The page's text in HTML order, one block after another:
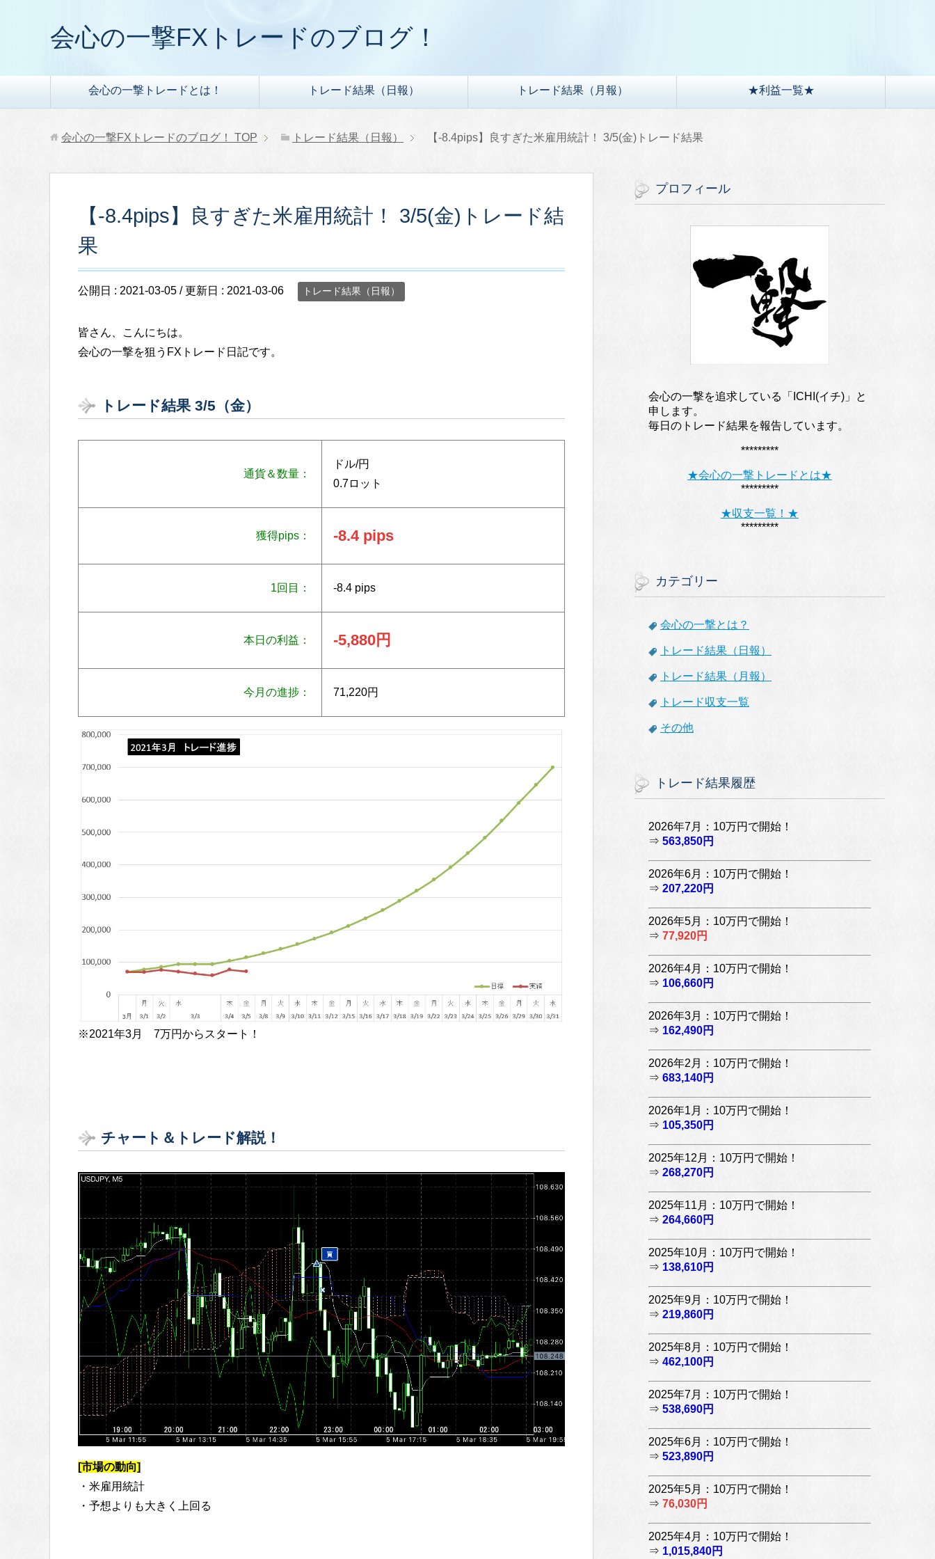
会心の一撃FXトレードのブログ！
会心の一撃トレードとは！ トレード結果（日報） トレード結果（月報） ★利益一覧★
会心の一撃FXトレードのブログ！ TOP トレード結果（日報） 【-8.4pips】良すぎた米雇用統計！ 3/5(金)トレード結果
【-8.4pips】良すぎた米雇用統計！ 3/5(金)トレード結
果
公開日 : 2021-03-05 / 更新日 : 2021-03-06 トレード結果（日報）
皆さん、こんにちは。
会心の一撃を狙うFXトレード日記です。
トレード結果 3/5（金）
通貨＆数量：
ドル/円
0.7ロット
獲得pips： -8.4 pips
1回目： -8.4 pips
本日の利益： -5,880円
今月の進捗： 71,220円
※2021年3月 7万円からスタート！
チャート＆トレード解説！
[市場の動向]
・米雇用統計
・予想よりも大きく上回る
プロフィール
会心の一撃を追求している「ICHI(イチ)」と
申します。
毎日のトレード結果を報告しています。
*********
★会心の一撃トレードとは★
*********
★収支一覧！★
*********
カテゴリー
会心の一撃とは？
トレード結果（日報）
トレード結果（月報）
トレード収支一覧
その他
トレード結果履歴
2026年7月：10万円で開始！
⇒ 563,850円
2026年6月：10万円で開始！
⇒ 207,220円
2026年5月：10万円で開始！
⇒ 77,920円
2026年4月：10万円で開始！
⇒ 106,660円
2026年3月：10万円で開始！
⇒ 162,490円
2026年2月：10万円で開始！
⇒ 683,140円
2026年1月：10万円で開始！
⇒ 105,350円
2025年12月：10万円で開始！
⇒ 268,270円
2025年11月：10万円で開始！
⇒ 264,660円
2025年10月：10万円で開始！
⇒ 138,610円
2025年9月：10万円で開始！
⇒ 219,860円
2025年8月：10万円で開始！
⇒ 462,100円
2025年7月：10万円で開始！
⇒ 538,690円
2025年6月：10万円で開始！
⇒ 523,890円
2025年5月：10万円で開始！
⇒ 76,030円
2025年4月：10万円で開始！
⇒ 1,015,840円